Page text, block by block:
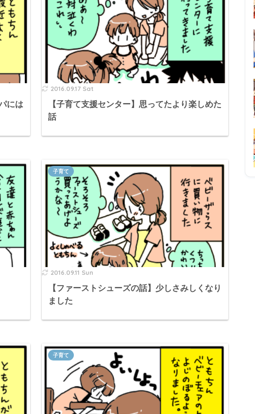
には
2016.09.17 Sat
【子育て支援センター】思ってたより楽しめた
話
2016.09.11 Sun
【ファーストシューズの話】少しさみしくなり
ました
子育て
子育て